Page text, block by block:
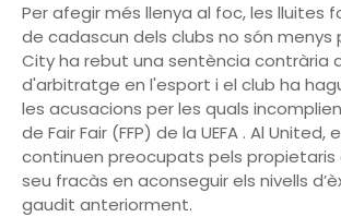
Per afegir més llenya al foc, les lluites
de cadascun dels clubs no són menys
City ha rebut una sentència contrària
d'arbitratge en l'esport i el club ha
les acusacions per les quals
de Fair Fair (FFP) de la UEFA . Al
continuen preocupats pels propietaris
seu fracàs en aconseguir els nivells
gaudit anteriorment.